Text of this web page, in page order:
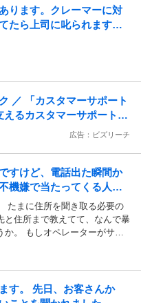
た際怖くて涙が出てしまいま
の間ずっと電話がなり続けて
夢も見ます。 引っ越すまで
……と耐えながらやってきた
た。 メンタルは元から強い
きではなかったのですが、4
るため、その際の生活資金を稼
んだところ、期間が短すぎ
のに女だったから少し難しい
って最終的に取れたのがコー
バイトを辞めて、単発の仕事
良ければアドバイスお願いし
ります。クレーマーに対
たら上司に叱られます
／ 「カスタマーサポート
るカスタマーサポートを
広告：ビズリーチ
すけど、電話出た瞬間か
機嫌で当たってくる人が
取る必要のあ...
たまに住所を聞き取る必要の
住所まで教えてて、なんで暴
か。 もしオペレーターがサイ
れるか分からなくないです
す。 先日、お客さんか